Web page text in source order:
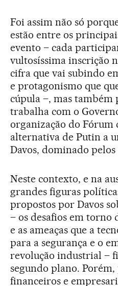
Foi assim não só
estão entre os
evento – cada
vultosíssima inscrição
cifra que vai subindo
e protagonismo que
cúpula –, mas também
trabalha com o
organização do Fórum
alternativa de Putin a
Davos, dominado
Neste contexto, e na
grandes figuras
propostos por Davos
– os desafios em torno
e as ameaças que a
para a segurança e o
revolução industrial –
segundo plano.
financeiros e